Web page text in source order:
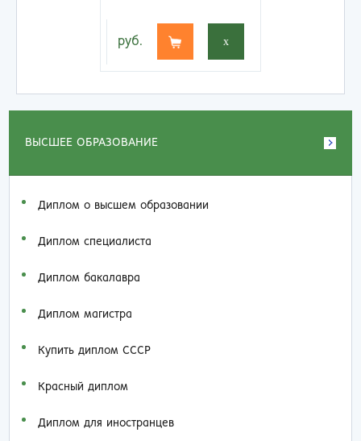
ВЫСШЕЕ ОБРАЗОВАНИЕ
Диплом о высшем образовании
Диплом специалиста
Диплом бакалавра
Диплом магистра
Купить диплом СССР
Красный диплом
Диплом для иностранцев
руб. x